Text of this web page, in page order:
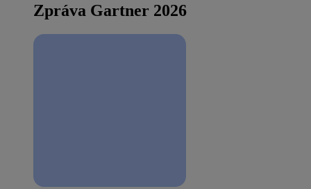
Zpráva Gartner 2026